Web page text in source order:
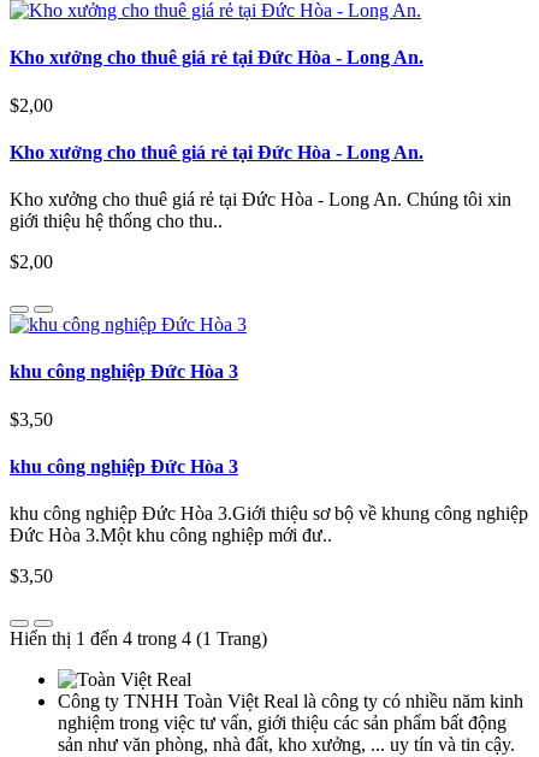
Kho xưởng cho thuê giá rẻ tại Đức Hòa - Long An.
$2,00
Kho xưởng cho thuê giá rẻ tại Đức Hòa - Long An.
Kho xưởng cho thuê giá rẻ tại Đức Hòa - Long An. Chúng tôi xin
giới thiệu hệ thống cho thu..
$2,00
khu công nghiệp Đức Hòa 3
$3,50
khu công nghiệp Đức Hòa 3
khu công nghiệp Đức Hòa 3.Giới thiệu sơ bộ về khung công nghiệp
Đức Hòa 3.Một khu công nghiệp mới đư..
$3,50
Hiển thị 1 đến 4 trong 4 (1 Trang)
Công ty TNHH Toàn Việt Real là công ty có nhiều năm kinh
nghiệm trong việc tư vấn, giới thiệu các sản phẩm bất động
sản như văn phòng, nhà đất, kho xưởng, ... uy tín và tin cậy.